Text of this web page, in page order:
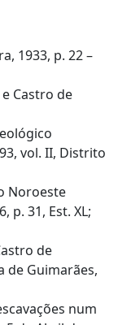
1933, p. 22 –
Castro de
vol. II, Distrito
Noroeste
p. 31, Est. XL;
de
de Guimarães,
num